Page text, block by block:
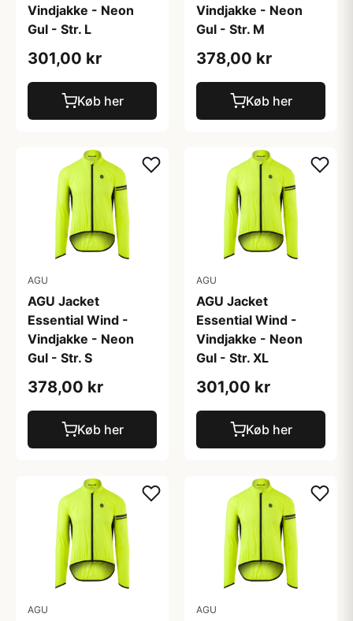
Vindjakke - Neon
Gul - Str. L
301,00 kr
Køb her
Vindjakke - Neon
Gul - Str. M
378,00 kr
Køb her
AGU
AGU Jacket
Essential Wind -
Vindjakke - Neon
Gul - Str. S
378,00 kr
Køb her
AGU
AGU Jacket
Essential Wind -
Vindjakke - Neon
Gul - Str. XL
301,00 kr
Køb her
AGU AGU